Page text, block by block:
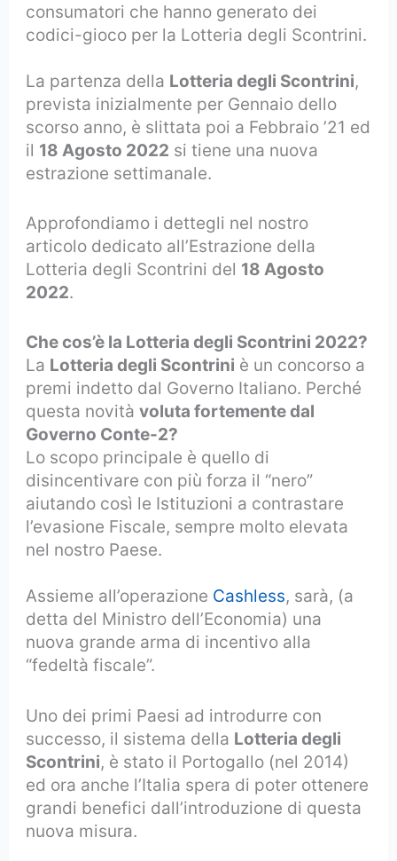
consumatori che hanno generato dei
codici-gioco per la Lotteria degli Scontrini.
La partenza della Lotteria degli Scontrini,
prevista inizialmente per Gennaio dello
scorso anno, è slittata poi a Febbraio ’21 ed
il 18 Agosto 2022 si tiene una nuova
estrazione settimanale.
Approfondiamo i dettegli nel nostro
articolo dedicato all’Estrazione della
Lotteria degli Scontrini del 18 Agosto
2022.
Che cos’è la Lotteria degli Scontrini 2022?
La Lotteria degli Scontrini è un concorso a
premi indetto dal Governo Italiano. Perché
questa novitàvoluta fortemente dal
Governo Conte-2?
Lo scopo principale è quello di
disincentivare con più forza il “nero”
aiutando così le Istituzioni a contrastare
l’evasione Fiscale, sempre molto elevata
nel nostro Paese.
Assieme all’operazione Cashless, sarà, (a
detta del Ministro dell’Economia) una
nuova grande arma di incentivo alla
“fedeltà fiscale”.
Uno dei primi Paesi ad introdurre con
successo, il sistema della Lotteria degli
Scontrini, è stato il Portogallo (nel 2014)
ed ora anche l’Italia spera di poter ottenere
grandi benefici dall’introduzione di questa
nuova misura.